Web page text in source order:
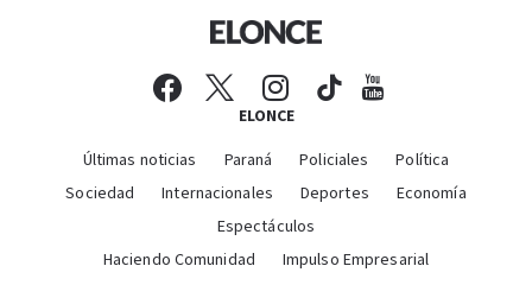
ELONCE
Últimas noticias Paraná Policiales
Política
Sociedad
Internacionales Deportes
Economía
Espectáculos
Haciendo Comunidad
Impulso Empresarial